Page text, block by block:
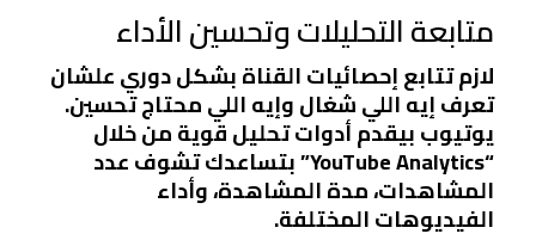
متابعة التحليلات وتحسين الأداء
لازم تتابع إحصائيات القناة بشكل دوري علشان
تعرف إيه اللي شغال وإيه اللي محتاج تحسين.
يوتيوب بيقدم أدوات تحليل قوية من خلال
“YouTube Analytics” بتساعدك تشوف عدد
المشاهدات، مدة المشاهدة، وأداء
الفيديوهات المختلفة.